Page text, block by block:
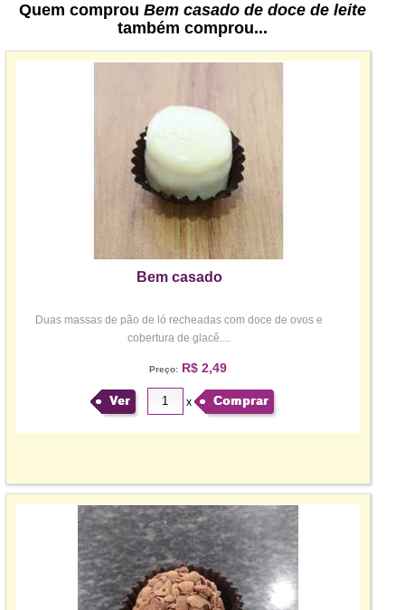
Quem comprou Bem casado de doce de leite
também comprou...
Bem casado
Duas massas de pão de ló recheadas com doce de ovos e
cobertura de glacê....
Preço:R$ 2,49
Ver x Comprar